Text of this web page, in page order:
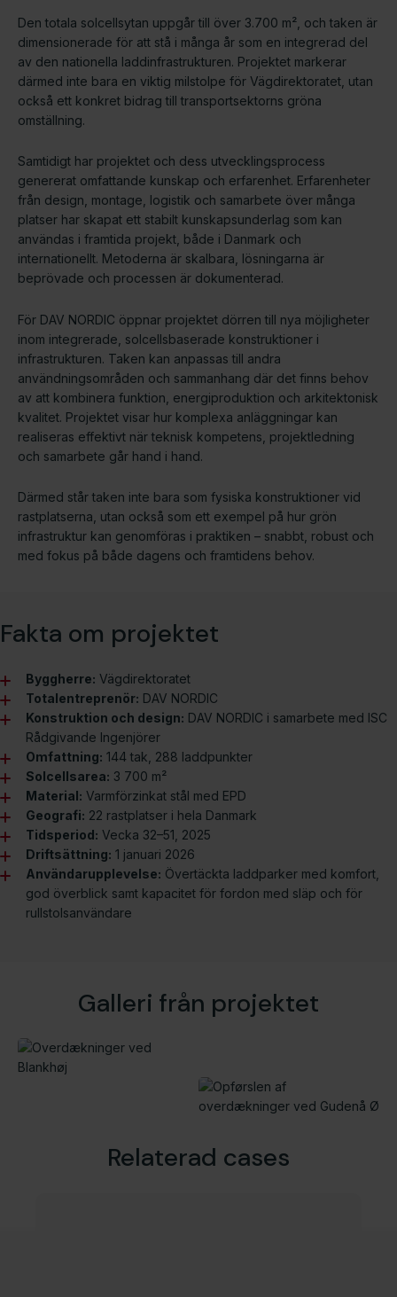
Den totala solcellsytan uppgår till över 3.700 m², och taken är
dimensionerade för att stå i många år som en integrerad del
av den nationella laddinfrastrukturen. Projektet markerar
därmed inte bara en viktig milstolpe för Vägdirektoratet, utan
också ett konkret bidrag till transportsektorns gröna
omställning.
Samtidigt har projektet och dess utvecklingsprocess
genererat omfattande kunskap och erfarenhet. Erfarenheter
från design, montage, logistik och samarbete över många
platser har skapat ett stabilt kunskapsunderlag som kan
användas i framtida projekt, både i Danmark och
internationellt. Metoderna är skalbara, lösningarna är
beprövade och processen är dokumenterad.
För DAV NORDIC öppnar projektet dörren till nya möjligheter
inom integrerade, solcellsbaserade konstruktioner i
infrastrukturen. Taken kan anpassas till andra
användningsområden och sammanhang där det finns behov
av att kombinera funktion, energiproduktion och arkitektonisk
kvalitet. Projektet visar hur komplexa anläggningar kan
realiseras effektivt när teknisk kompetens, projektledning
och samarbete går hand i hand.
Därmed står taken inte bara som fysiska konstruktioner vid
rastplatserna, utan också som ett exempel på hur grön
infrastruktur kan genomföras i praktiken – snabbt, robust och
med fokus på både dagens och framtidens behov.
Fakta om projektet
Byggherre: Vägdirektoratet
Totalentreprenör: DAV NORDIC
Konstruktion och design: DAV NORDIC i samarbete med ISC
Rådgivande Ingenjörer
Omfattning: 144 tak, 288 laddpunkter
Solcellsarea: 3 700 m²
Material: Varmförzinkat stål med EPD
Geografi: 22 rastplatser i hela Danmark
Tidsperiod: Vecka 32–51, 2025
Driftsättning: 1 januari 2026
Användarupplevelse: Övertäckta laddparker med komfort,
god överblick samt kapacitet för fordon med släp och för
rullstolsanvändare
Galleri från projektet
Relaterad cases